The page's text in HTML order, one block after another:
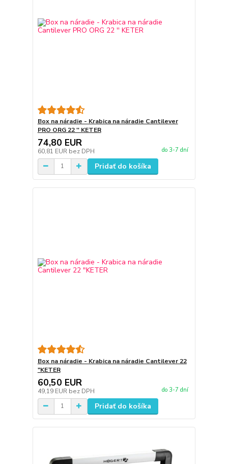
Box na náradie - Krabica na náradie Cantilever
PRO ORG 22 '' KETER
74,80 EUR
60,81 EUR bez DPH do 3-7 dní
Pridať do košíka
Box na náradie - Krabica na náradie Cantilever 22
"KETER
60,50 EUR
49,19 EUR bez DPH do 3-7 dní
Pridať do košíka